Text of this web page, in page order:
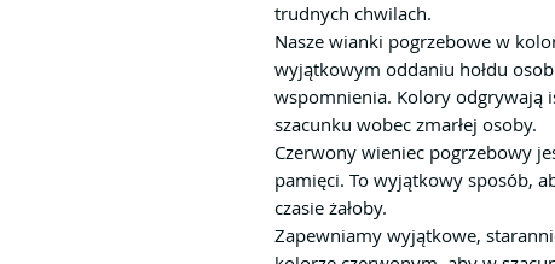
trudnych chwilach.
Nasze wianki pogrzebowe w
wyjątkowym oddaniu hołdu
wspomnienia. Kolory odgrywają
szacunku wobec zmarłej osoby.
Czerwony wieniec pogrzebowy
pamięci. To wyjątkowy sposób,
czasie żałoby.
Zapewniamy wyjątkowe,